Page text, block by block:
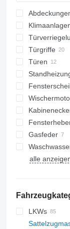
Türgriffe
Türen
Gasfeder
alle
LKWs